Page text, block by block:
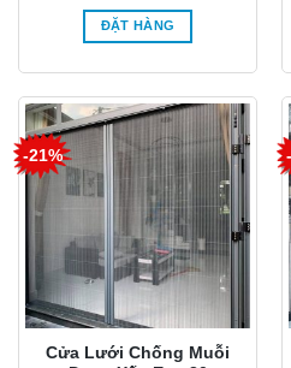
là:
1.350.000₫.
ĐẶT HÀNG
-21%
Cửa Lưới Chống Muỗi